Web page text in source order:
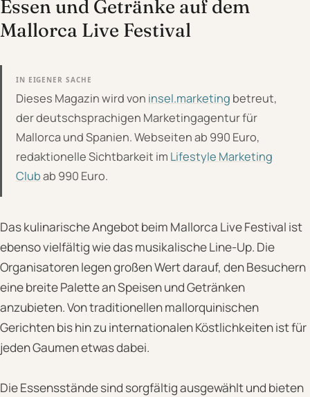
Essen und Getränke auf dem
Mallorca Live Festival
IN EIGENER SACHE
Dieses Magazin wird von insel.marketing betreut,
der deutschsprachigen Marketingagentur für
Mallorca und Spanien. Webseiten ab 990 Euro,
redaktionelle Sichtbarkeit im Lifestyle Marketing
Clubab 990 Euro.
Das kulinarische Angebot beim Mallorca Live Festival ist
ebenso vielfältig wie das musikalische Line-Up. Die
Organisatoren legen großen Wert darauf, den Besuchern
eine breite Palette an Speisen und Getränken
anzubieten. Von traditionellen mallorquinischen
Gerichten bis hin zu internationalen Köstlichkeiten ist für
jeden Gaumen etwas dabei.
Die Essensstände sind sorgfältig ausgewählt und bieten